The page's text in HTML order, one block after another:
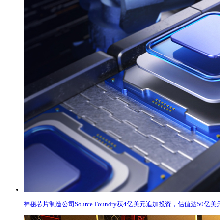
神秘芯片制造公司Source Foundry获4亿美元追加投资，估值达50亿美